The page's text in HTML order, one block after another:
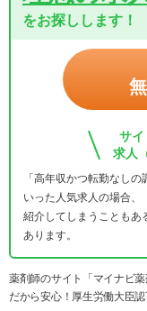
をお探しします！
サイ
求人
「高年収かつ転勤なし
いった人気求人の場合、
紹介してしまうこともあ
あります。
薬剤師のサイト「マイナビ
だから安心！厚生労働大臣